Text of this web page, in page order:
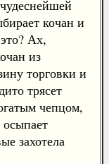
кочан и
Ах,
из
торговки и
трясет
чепцом,
осыпает
захотела